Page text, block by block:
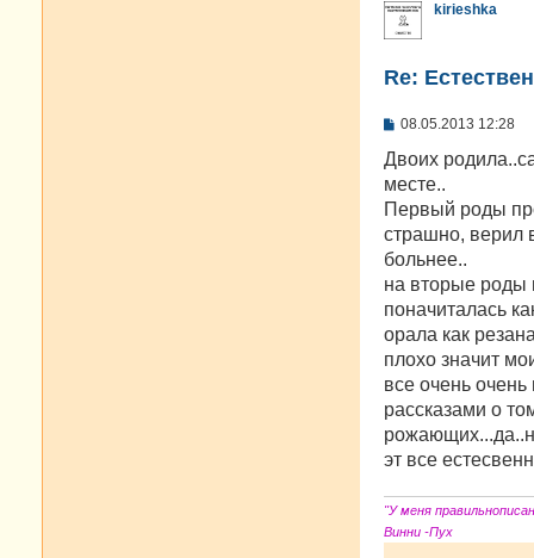
kirieshka
Re:
С
о
б
щ
е
и
е
08.05.2013 12:28
Двоих
месте..
Первый роды
страшно, верил
больнее..
на вторые роды
поначиталась
орала как
плохо значит
все очень
рассказами о
эт все
"У меня
Винни -Пух